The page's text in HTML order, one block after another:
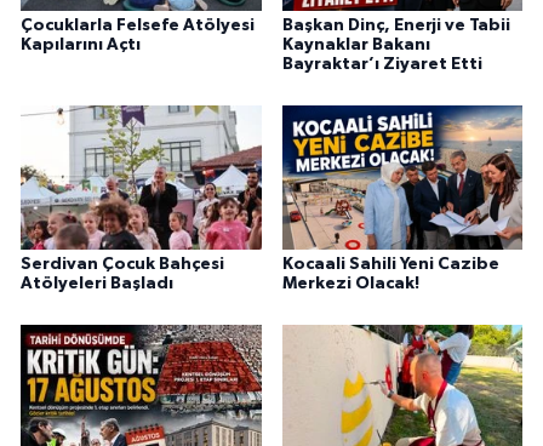
Çocuklarla Felsefe Atölyesi
Kapılarını Açtı
Başkan Dinç, Enerji ve Tabii
Kaynaklar Bakanı
Bayraktar’ı Ziyaret Etti
Serdivan Çocuk Bahçesi
Atölyeleri Başladı
Kocaali Sahili Yeni Cazibe
Merkezi Olacak!